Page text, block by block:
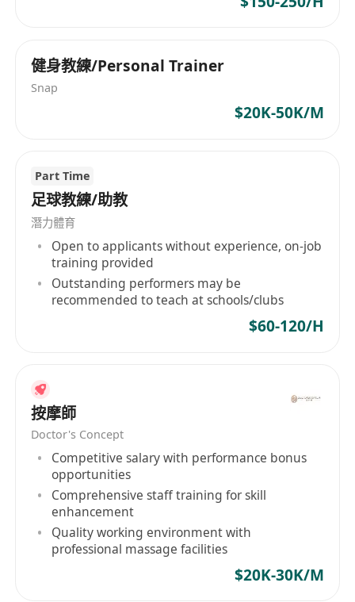
健身教練/Personal Trainer
Snap
$20K-50K/M
Part Time
足球教練/助教
潛力體育
Open to applicants without experience, on-job
training provided
Outstanding performers may be
recommended to teach at schools/clubs
$60-120/H
按摩師
Doctor's Concept
Competitive salary with performance bonus
opportunities
Comprehensive staff training for skill
enhancement
Quality working environment with
professional massage facilities
$20K-30K/M